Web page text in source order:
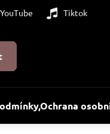
YouTube Tiktok